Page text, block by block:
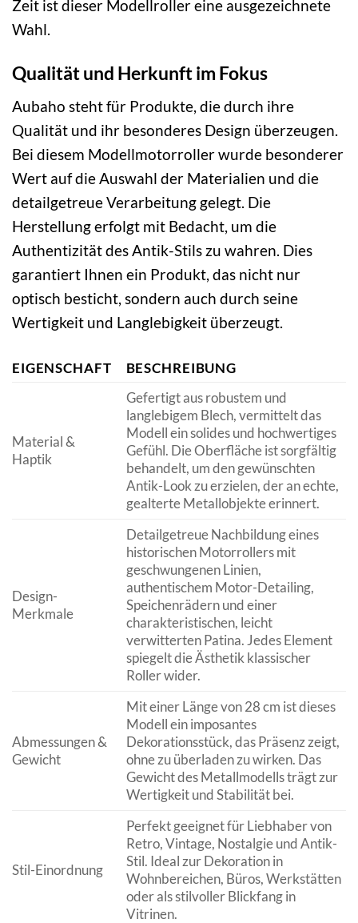
Zeit ist dieser Modellroller eine ausgezeichnete
Wahl.
Qualität und Herkunft im Fokus
Aubaho steht für Produkte, die durch ihre
Qualität und ihr besonderes Design überzeugen.
Bei diesem Modellmotorroller wurde besonderer
Wert auf die Auswahl der Materialien und die
detailgetreue Verarbeitung gelegt. Die
Herstellung erfolgt mit Bedacht, um die
Authentizität des Antik-Stils zu wahren. Dies
garantiert Ihnen ein Produkt, das nicht nur
optisch besticht, sondern auch durch seine
Wertigkeit und Langlebigkeit überzeugt.
EIGENSCHAFT BESCHREIBUNG
Material &
Haptik
Gefertigt aus robustem und
langlebigem Blech, vermittelt das
Modell ein solides und hochwertiges
Gefühl. Die Oberfläche ist sorgfältig
behandelt, um den gewünschten
Antik-Look zu erzielen, der an echte,
gealterte Metallobjekte erinnert.
Design-
Merkmale
Detailgetreue Nachbildung eines
historischen Motorrollers mit
geschwungenen Linien,
authentischem Motor-Detailing,
Speichenrädern und einer
charakteristischen, leicht
verwitterten Patina. Jedes Element
spiegelt die Ästhetik klassischer
Roller wider.
Abmessungen &
Gewicht
Mit einer Länge von 28 cm ist dieses
Modell ein imposantes
Dekorationsstück, das Präsenz zeigt,
ohne zu überladen zu wirken. Das
Gewicht des Metallmodells trägt zur
Wertigkeit und Stabilität bei.
Stil-Einordnung
Perfekt geeignet für Liebhaber von
Retro, Vintage, Nostalgie und Antik-
Stil. Ideal zur Dekoration in
Wohnbereichen, Büros, Werkstätten
oder als stilvoller Blickfang in
Vitrinen.